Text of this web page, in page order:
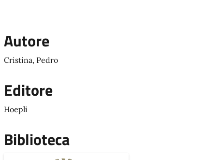
Autore
Cristina, Pedro
Editore
Hoepli
Biblioteca